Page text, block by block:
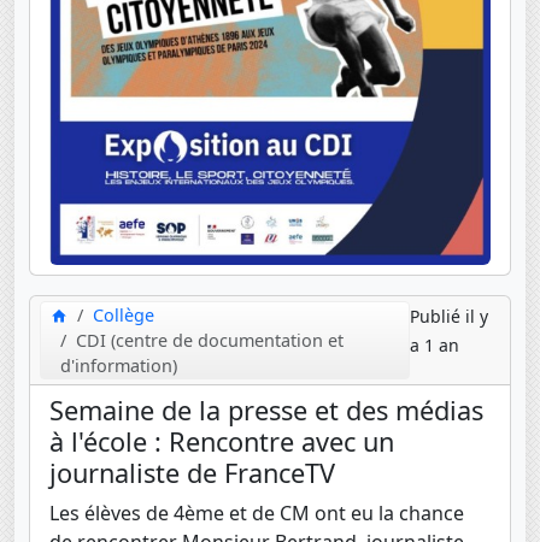
Collège
CDI (centre de documentation et
d'information)
Publié il y
a 1 an
Semaine de la presse et des médias
à l'école : Rencontre avec un
journaliste de FranceTV
Les élèves de 4ème et de CM ont eu la chance